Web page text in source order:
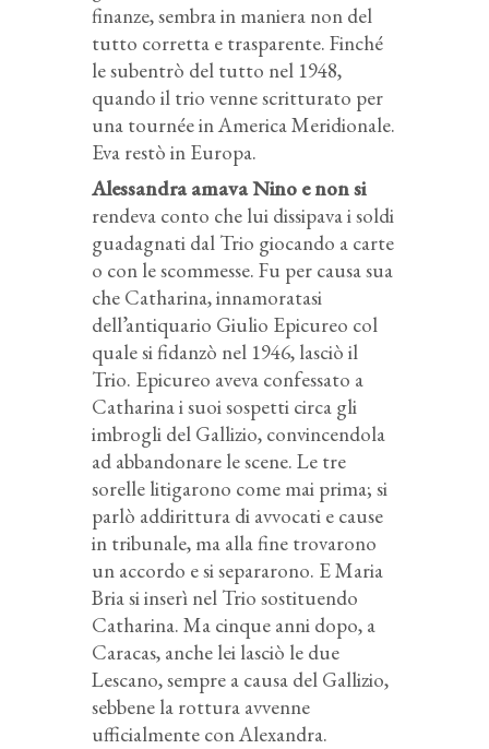
finanze, sembra in maniera non del
tutto corretta e trasparente. Finché
le subentrò del tutto nel 1948,
quando il trio venne scritturato per
una tournée in America Meridionale.
Eva restò in Europa.
Alessandra amava Nino e non si
rendeva conto che lui dissipava i soldi
guadagnati dal Trio giocando a carte
o con le scommesse. Fu per causa sua
che Catharina, innamoratasi
dell’antiquario Giulio Epicureo col
quale si fidanzò nel 1946, lasciò il
Trio. Epicureo aveva confessato a
Catharina i suoi sospetti circa gli
imbrogli del Gallizio, convincendola
ad abbandonare le scene. Le tre
sorelle litigarono come mai prima; si
parlò addirittura di avvocati e cause
in tribunale, ma alla fine trovarono
un accordo e si separarono. E Maria
Bria si inserì nel Trio sostituendo
Catharina. Ma cinque anni dopo, a
Caracas, anche lei lasciò le due
Lescano, sempre a causa del Gallizio,
sebbene la rottura avvenne
ufficialmente con Alexandra.